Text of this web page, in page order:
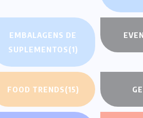
EMBALAGENS DE
SUPLEMENTOS(1)
FOOD TRENDS(15)